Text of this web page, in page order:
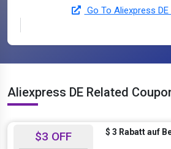
Go To Aliexpress
Aliexpress DE Related
$3 OFF $ 3 Rabatt auf